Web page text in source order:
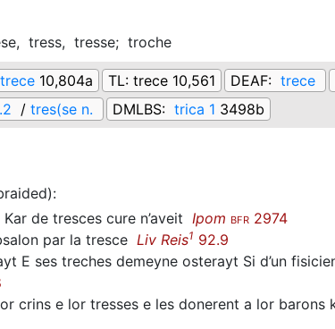
tress, tresse; troche
trece 10,804a TL: trece 10,561 DEAF: trece
/ tres(se n. DMLBS: trica 1 3498b
:
de tresces cure n’aveit Ipom BFR 2974
par la tresce Liv Reis1 92.9
E ses treches demeyne osterayt Si d’un
crins e lor tresses e les donerent a lor barons